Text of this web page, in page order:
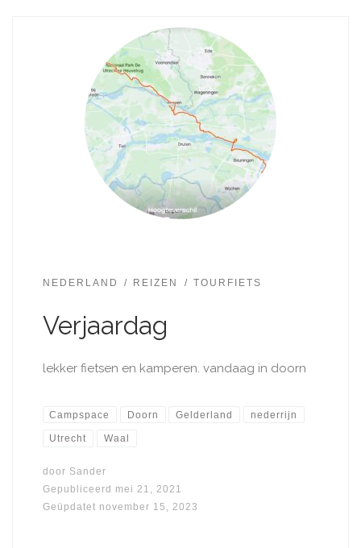
NEDERLAND REIZEN TOURFIETS
Verjaardag
lekker fietsen en kamperen. vandaag in doorn
Campspace Doorn Gelderland nederrijn
Utrecht Waal
door Sander
Gepubliceerd mei 21, 2021
Geüpdatet november 15, 2023